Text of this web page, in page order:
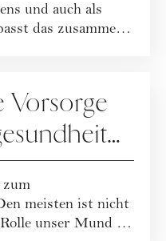
und auch als
das zusammen?
Vorsorge
zum
meisten ist nicht
unser Mund in